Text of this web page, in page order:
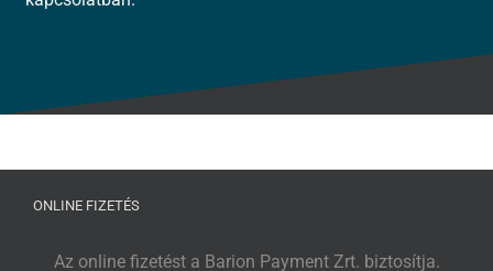
ONLINE FIZETÉS
Az online fizetést a Barion Payment Zrt. biztosítja.